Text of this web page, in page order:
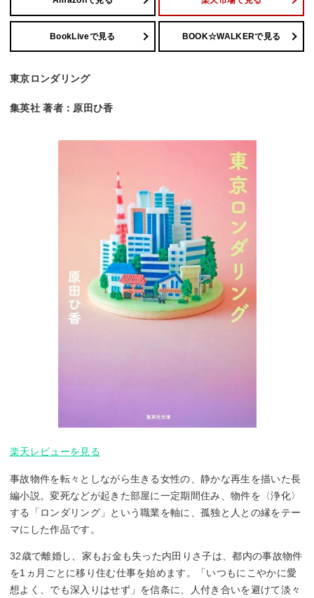
BookLiveで見る BOOK☆WALKERで見る
東京ロンダリング
集英社 著者：原田ひ香
楽天レビューを見る
事故物件を転々としながら生きる女性の、静かな再生を描いた長
編小説。変死などが起きた部屋に一定期間住み、物件を〈浄化〉
する「ロンダリング」という職業を軸に、孤独と人との縁をテー
マにした作品です。
32歳で離婚し、家もお金も失った内田りさ子は、都内の事故物件
を1ヵ月ごとに移り住む仕事を始めます。「いつもにこやかに愛
想よく、でも深入りはせず」を信条に、人付き合いを避けて淡々